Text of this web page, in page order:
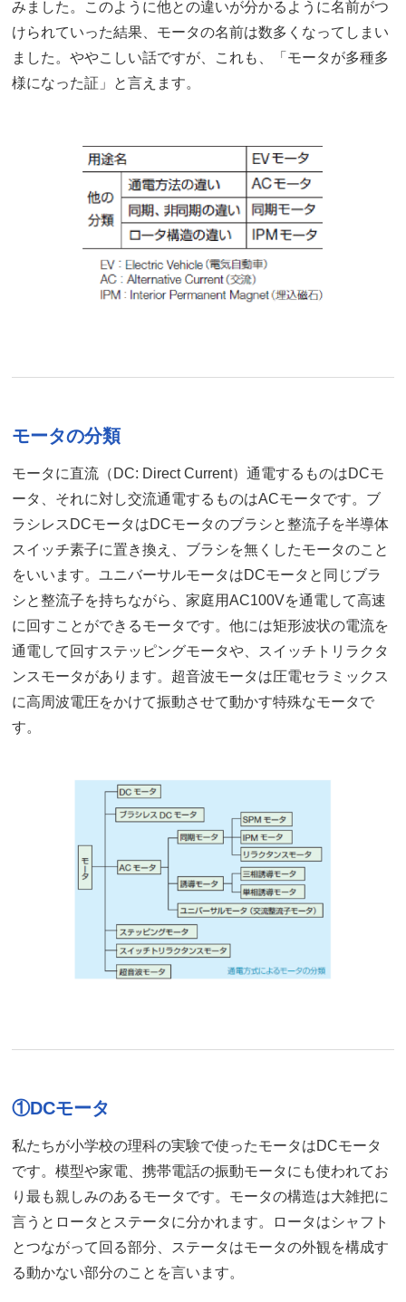
みました。このように他との違いが分かるように名前がつ
けられていった結果、モータの名前は数多くなってしまい
ました。ややこしい話ですが、これも、「モータが多種多
様になった証」と言えます。
モータの分類
モータに直流（DC: Direct Current）通電するものはDCモ
ータ、それに対し交流通電するものはACモータです。ブ
ラシレスDCモータはDCモータのブラシと整流子を半導体
スイッチ素子に置き換え、ブラシを無くしたモータのこと
をいいます。ユニバーサルモータはDCモータと同じブラ
シと整流子を持ちながら、家庭用AC100Vを通電して高速
に回すことができるモータです。他には矩形波状の電流を
通電して回すステッピングモータや、スイッチトリラクタ
ンスモータがあります。超音波モータは圧電セラミックス
に高周波電圧をかけて振動させて動かす特殊なモータで
す。
①DCモータ
私たちが小学校の理科の実験で使ったモータはDCモータ
です。模型や家電、携帯電話の振動モータにも使われてお
り最も親しみのあるモータです。モータの構造は大雑把に
言うとロータとステータに分かれます。ロータはシャフト
とつながって回る部分、ステータはモータの外観を構成す
る動かない部分のことを言います。